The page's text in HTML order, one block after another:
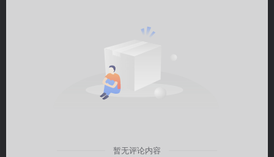
暂无评论内容